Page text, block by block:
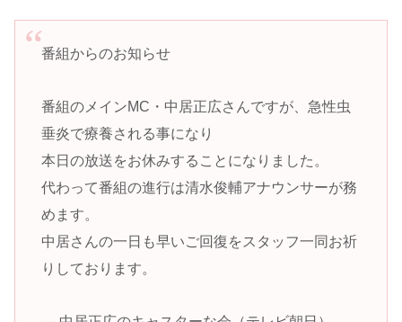
番組からのお知らせ
番組のメインMC・中居正広さんですが、急性虫
垂炎で療養される事になり
本日の放送をお休みすることになりました。
代わって番組の進行は清水俊輔アナウンサーが務
めます。
中居さんの一日も早いご回復をスタッフ一同お祈
りしております。